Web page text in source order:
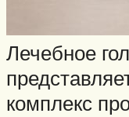
Лечебное
комплекс